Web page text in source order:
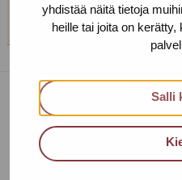
yhdistää näitä tietoja
heille tai joita on
Salli
+358 (0)40 650 3705
Toimipisteet
Ota yhteyttä